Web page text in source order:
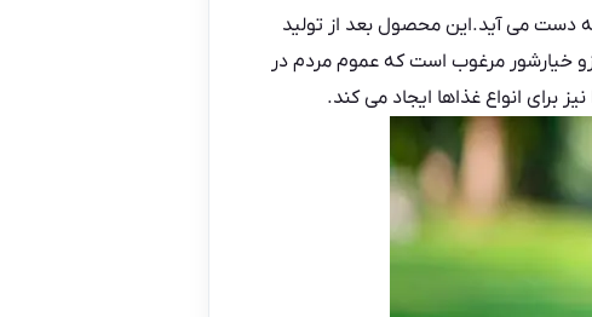
دست می آید.این محصول بعد از تولید
خیارشور مرغوب است که عموم مردم در
برای انواع غذاها ایجاد می کند.